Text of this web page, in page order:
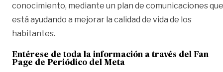
conocimiento, mediante un plan de comunicaciones que
está ayudando a mejorar la calidad de vida de los
habitantes.
Entérese de toda la información a través del Fan
Page de Periódico del Meta